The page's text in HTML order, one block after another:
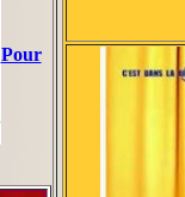
Pour